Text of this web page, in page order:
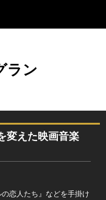
ラン
変えた映画音楽
恋人たち』などを手掛け